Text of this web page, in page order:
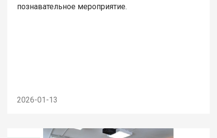
познавательное мероприятие.
2026-01-13